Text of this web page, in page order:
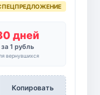
дней
за 1 рубль
вернувшихся
Копировать